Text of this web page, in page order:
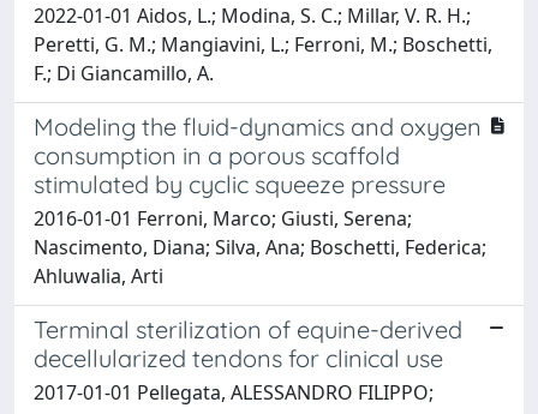
2022-01-01 Aidos, L.; Modina, S. C.; Millar, V. R. H.;
Peretti, G. M.; Mangiavini, L.; Ferroni, M.; Boschetti,
F.; Di Giancamillo, A.
Modeling the fluid-dynamics and oxygen
consumption in a porous scaffold
stimulated by cyclic squeeze pressure
2016-01-01 Ferroni, Marco; Giusti, Serena;
Nascimento, Diana; Silva, Ana; Boschetti, Federica;
Ahluwalia, Arti
Terminal sterilization of equine-derived
decellularized tendons for clinical use
2017-01-01 Pellegata, ALESSANDRO FILIPPO;